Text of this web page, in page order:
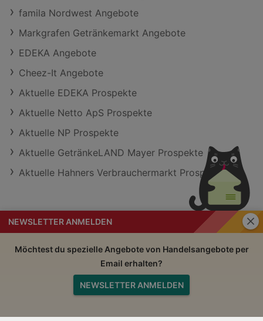
NEWSLETTER ANMELDEN
Möchtest du spezielle Angebote von Handelsangebote per
Email erhalten?
NEWSLETTER ANMELDEN
famila Nordwest Angebote
Markgrafen Getränkemarkt Angebote
EDEKA Angebote
Cheez-It Angebote
Aktuelle EDEKA Prospekte
Aktuelle Netto ApS Prospekte
Aktuelle NP Prospekte
Aktuelle GetränkeLAND Mayer Prospekte
Aktuelle Hahners Verbrauchermarkt Prospekte
Handelsangebote Impressum
Nutzungsbedingungen
Datenschutzerklärung